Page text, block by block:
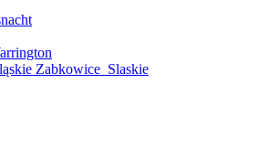
Zabkowice_Slaskie